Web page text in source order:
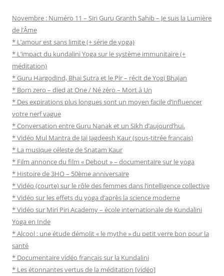
Novembre : Numéro 11 – Siri Guru Granth Sahib – Je suis la Lumière
de l’Âme
* L’amour est sans limite (+ série de yoga)
* L’impact du kundalini Yoga sur le système immunitaire (+
méditation)
* Guru Hargodind, Bhai Sutra et le Pir – récit de Yogi Bhajan
* Born zero – died at One / Né zéro – Mort à Un
* Des expirations plus longues sont un moyen facile d’influencer
votre nerf vague
* Conversation entre Guru Nanak et un Sikh d’aujourd’hui.
* Vidéo Mul Mantra de Jai Jagdeesh Kaur (sous-titrée français)
* La musique céleste de Snatam Kaur
* Film annonce du film « Debout » – documentaire sur le yoga
* Histoire de 3HO – 50ème anniversaire
* Vidéo (courte) sur le rôle des femmes dans l’intelligence collective
* Vidéo sur les effets du yoga d’après la science moderne
* Vidéo sur Miri Piri Academy – école internationale de Kundalini
Yoga en Inde
* Alcool : une étude démolit « le mythe » du petit verre bon pour la
santé
* Documentaire vidéo français sur la Kundalini
* Les étonnantes vertus de la méditation [vidéo]